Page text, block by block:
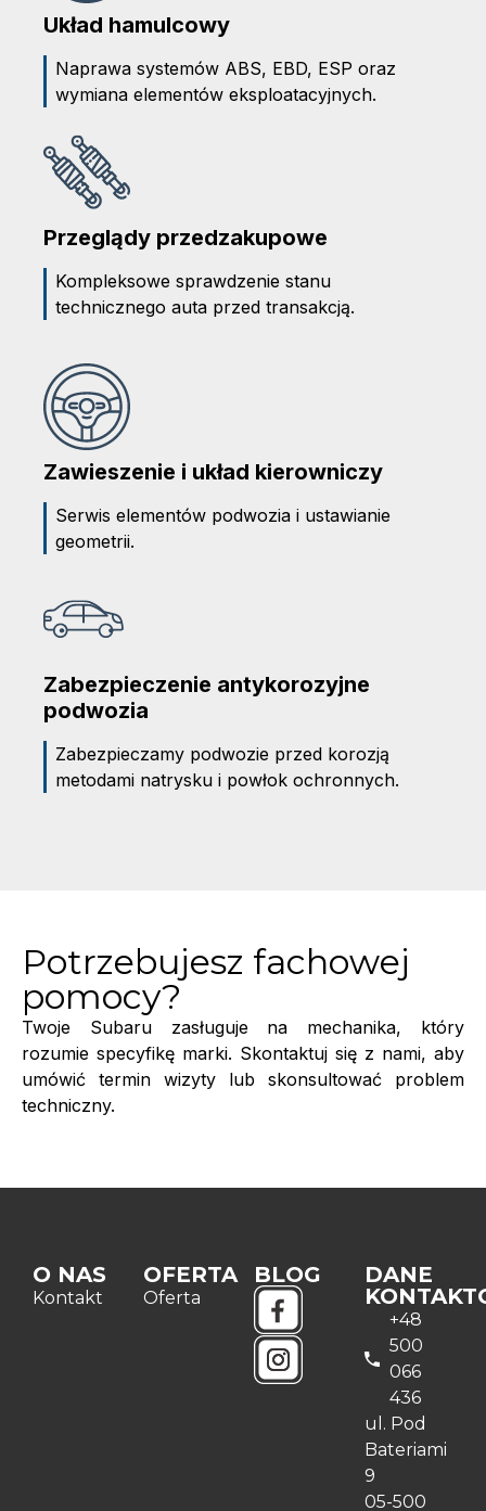
Układ hamulcowy
Naprawa systemów ABS, EBD, ESP oraz
wymiana elementów eksploatacyjnych.
Przeglądy przedzakupowe
Kompleksowe sprawdzenie stanu
technicznego auta przed transakcją.
Zawieszenie i układ kierowniczy
Serwis elementów podwozia i ustawianie
geometrii.
Zabezpieczenie antykorozyjne
podwozia
Zabezpieczamy podwozie przed korozją
metodami natrysku i powłok ochronnych.
Potrzebujesz fachowej
pomocy?
Twoje Subaru zasługuje na mechanika, który
rozumie specyfikę marki. Skontaktuj się z nami, aby
umówić termin wizyty lub skonsultować problem
techniczny.
O NAS
Kontakt
OFERTA
Oferta
BLOG
DANE
+48
500
066
436
ul. Pod
Bateriami
9
05-500